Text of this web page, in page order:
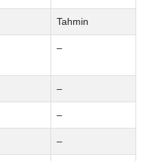
Tahmin
–
–
–
–